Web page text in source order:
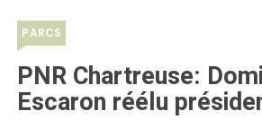
PARCS
PNR Chartreuse:
Escaron réélu